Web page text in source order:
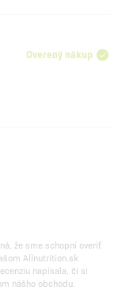
Overený nákup
že sme schopní overiť
Allnutrition.sk
napísala, či si
nášho obchodu.